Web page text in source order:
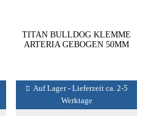
TITAN BULLDOG KLEMME
ARTERIA GEBOGEN 50MM
Auf Lager - Lieferzeit ca. 2-5
Werktage